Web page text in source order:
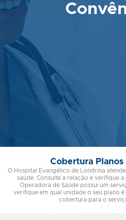
Cobertura Planos
O Hospital Evangélico de Londrina
saúde. Consulte a relação e verifique
Operadora de Saúde possui um
verifique em qual unidade o seu plano
cobertura para o